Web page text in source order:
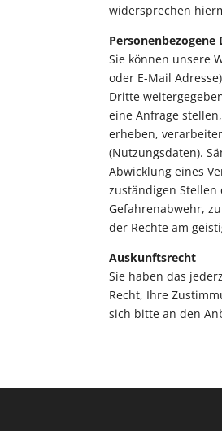
widersprechen
Personenbezogene
Sie können unsere
oder E-Mail
Dritte
eine Anfrage
erheben,
(Nutzungsdaten).
Abwicklung eines
zuständigen
Gefahrenabwehr,
der Rechte am
Auskunftsrecht
Sie haben das
Recht, Ihre
sich bitte an den